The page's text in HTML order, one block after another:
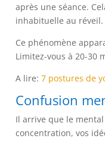
après une séance.
inhabituelle au réveil.
Ce phénomène
Limitez-vous à 20-30
A lire:7 postures de
Confusion
Il arrive que le
concentration, vos